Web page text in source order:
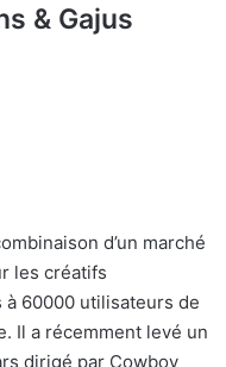
& Gajus
d’un marché
les créatifs
à 60000 utilisateurs de
Il a récemment levé un
dirigé par Cowboy